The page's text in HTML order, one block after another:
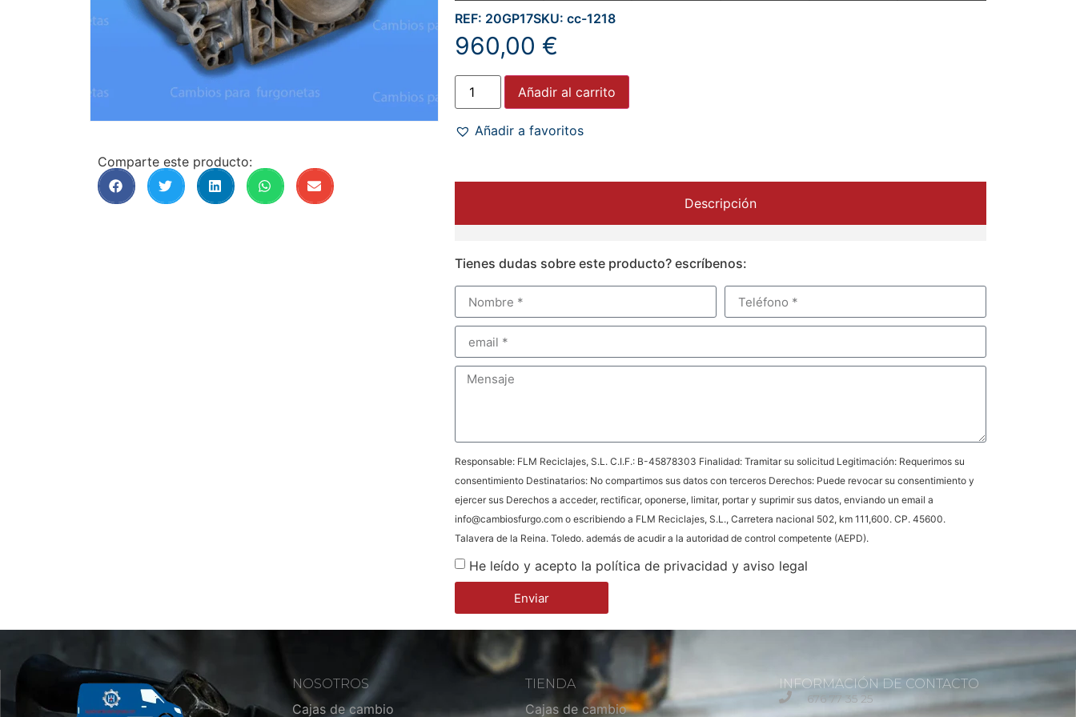
Comparte este producto:
REF: 20GP17SKU: cc-1218
960,00 €
Añadir al carrito
Añadir a favoritos
Descripción
Tienes dudas sobre este producto? escríbenos:
Responsable: FLM Reciclajes, S.L. C.I.F.: B-45878303 Finalidad: Tramitar su solicitud Legitimación: Requerimos su
consentimiento Destinatarios: No compartimos sus datos con terceros Derechos: Puede revocar su consentimiento y
ejercer sus Derechos a acceder, rectificar, oponerse, limitar, portar y suprimir sus datos, enviando un email a
info@cambiosfurgo.com o escribiendo a FLM Reciclajes, S.L., Carretera nacional 502, km 111,600. CP. 45600.
Talavera de la Reina. Toledo. además de acudir a la autoridad de control competente (AEPD).
He leído y acepto la política de privacidad y aviso legal
Enviar
NOSOTROS
Cajas de cambio
TIENDA
Cajas de cambio
INFORMACIÓN DE CONTACTO
676 77 35 25